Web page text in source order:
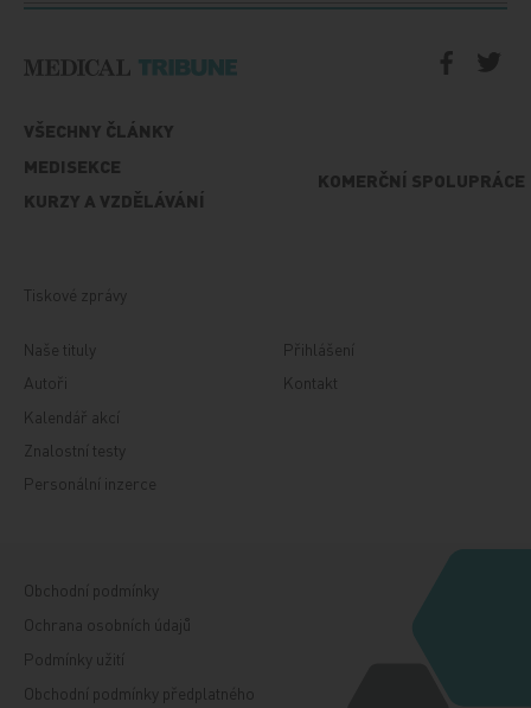
VŠECHNY ČLÁNKY
MEDISEKCE
KURZY A VZDĚLÁVÁNÍ
KOMERČNÍ SPOLUPRÁCE
Tiskové zprávy
Naše tituly
Autoři
Kalendář akcí
Znalostní testy
Personální inzerce
Přihlášení
Kontakt
Obchodní podmínky
Ochrana osobních údajů
Podmínky užití
Obchodní podmínky předplatného